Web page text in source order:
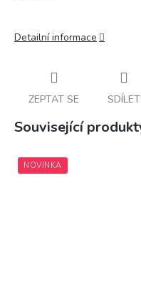
Detailní informace
ZEPTAT SE SDÍLET
Související
NOVINKA